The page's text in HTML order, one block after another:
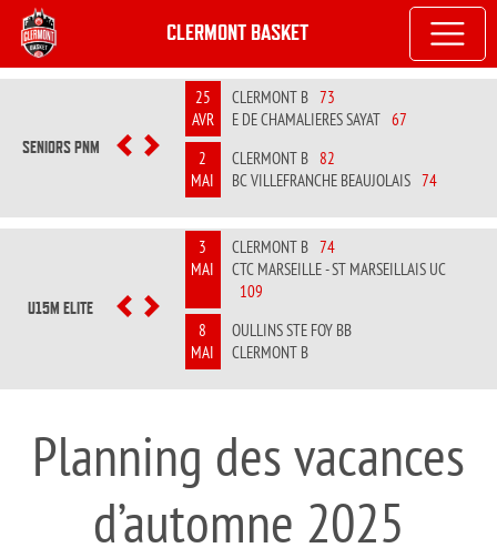
CLERMONT BASKET
SENIORS PNM PREVIOUS
NEXT
25
AVR
CLERMONT B 73
E DE CHAMALIERES SAYAT 67
2
MAI
CLERMONT B 82
BC VILLEFRANCHE BEAUJOLAIS 74
U15M ELITE PREVIOUS
NEXT
3
MAI
CLERMONT B 74
CTC MARSEILLE - ST MARSEILLAIS UC
109
8
MAI
OULLINS STE FOY BB
CLERMONT B
Planning des vacances
d’automne 2025